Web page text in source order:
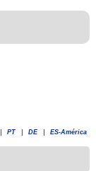
PT DE ES-América